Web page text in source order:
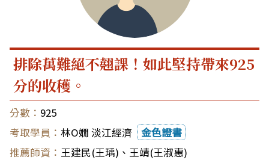
排除萬難絕不翹課！如此堅持帶來925
分的收穫。
925
林O嫺 淡江經濟
金色證書
王建民(王瑀) 、 王靖(王淑惠)